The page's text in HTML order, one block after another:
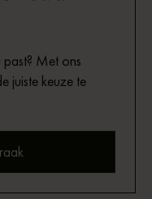
Met ons
juiste keuze te